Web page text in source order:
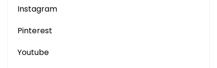
Instagram
Pinterest
Youtube